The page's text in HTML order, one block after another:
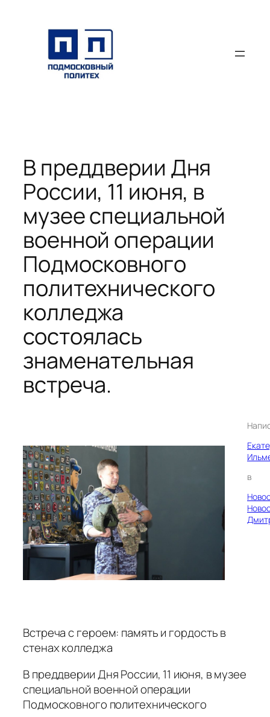
содержимому
В преддверии Дня
России, 11 июня, в
музее специальной
военной операции
Подмосковного
политехнического
колледжа
состоялась
знаменательная
встреча.
в
Встреча с героем: память и гордость в
стенах колледжа
В преддверии Дня России, 11 июня, в музее
специальной военной операции
Подмосковного политехнического